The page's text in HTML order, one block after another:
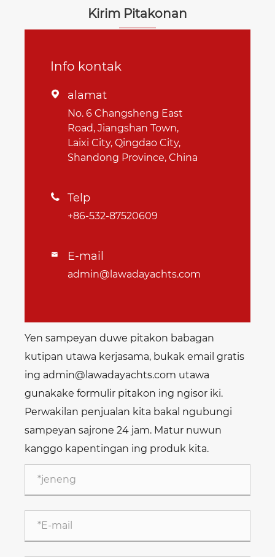
Kirim Pitakonan
Info kontak
 alamat
No. 6 Changsheng East
Road, Jiangshan Town,
Laixi City, Qingdao City,
Shandong Province, China
 Telp
+86-532-87520609
 E-mail
admin@lawadayachts.com
Yen sampeyan duwe pitakon babagan
kutipan utawa kerjasama, bukak email gratis
ing admin@lawadayachts.com utawa
gunakake formulir pitakon ing ngisor iki.
Perwakilan penjualan kita bakal ngubungi
sampeyan sajrone 24 jam. Matur nuwun
kanggo kapentingan ing produk kita.